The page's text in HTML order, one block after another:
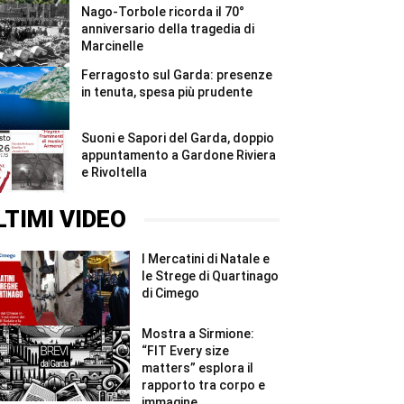
Nago-Torbole ricorda il 70°
anniversario della tragedia di
Marcinelle
Ferragosto sul Garda: presenze
in tenuta, spesa più prudente
Suoni e Sapori del Garda, doppio
appuntamento a Gardone Riviera
e Rivoltella
VIDEO
I Mercatini di Natale e
le Strege di Quartinago
di Cimego
Mostra a Sirmione:
“FIT Every size
matters” esplora il
rapporto tra corpo e